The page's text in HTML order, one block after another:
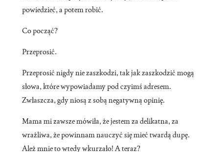
powiedzieć, a potem robić.
Co począć?
Przeprosić.
Przeprosić nigdy nie zaszkodzi, tak jak zaszkodzić mogą
słowa, które wypowiadamy pod czyimś adresem.
Zwłaszcza, gdy niosą z sobą negatywną opinię.
Mama mi zawsze mówiła, że jestem za delikatna, za
wrażliwa, że powinnam nauczyć się mieć twardą dupę.
Ależ mnie to wtedy wkurzało! A teraz?